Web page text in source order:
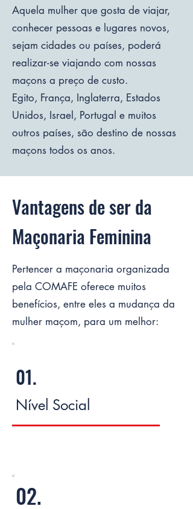
Aquela mulher que gosta de viajar,
conhecer pessoas e lugares novos,
sejam cidades ou países, poderá
realizar-se viajando com nossas
maçons a preço de custo.
Egito, França, Inglaterra, Estados
Unidos, Israel, Portugal e muitos
outros países, são destino de nossas
maçons todos os anos.
Vantagens de ser da
Maçonaria Feminina
Pertencer a maçonaria organizada
pela COMAFE oferece muitos
benefícios, entre eles a mudança da
mulher maçom, para um melhor:
01.
Nível Social
02.